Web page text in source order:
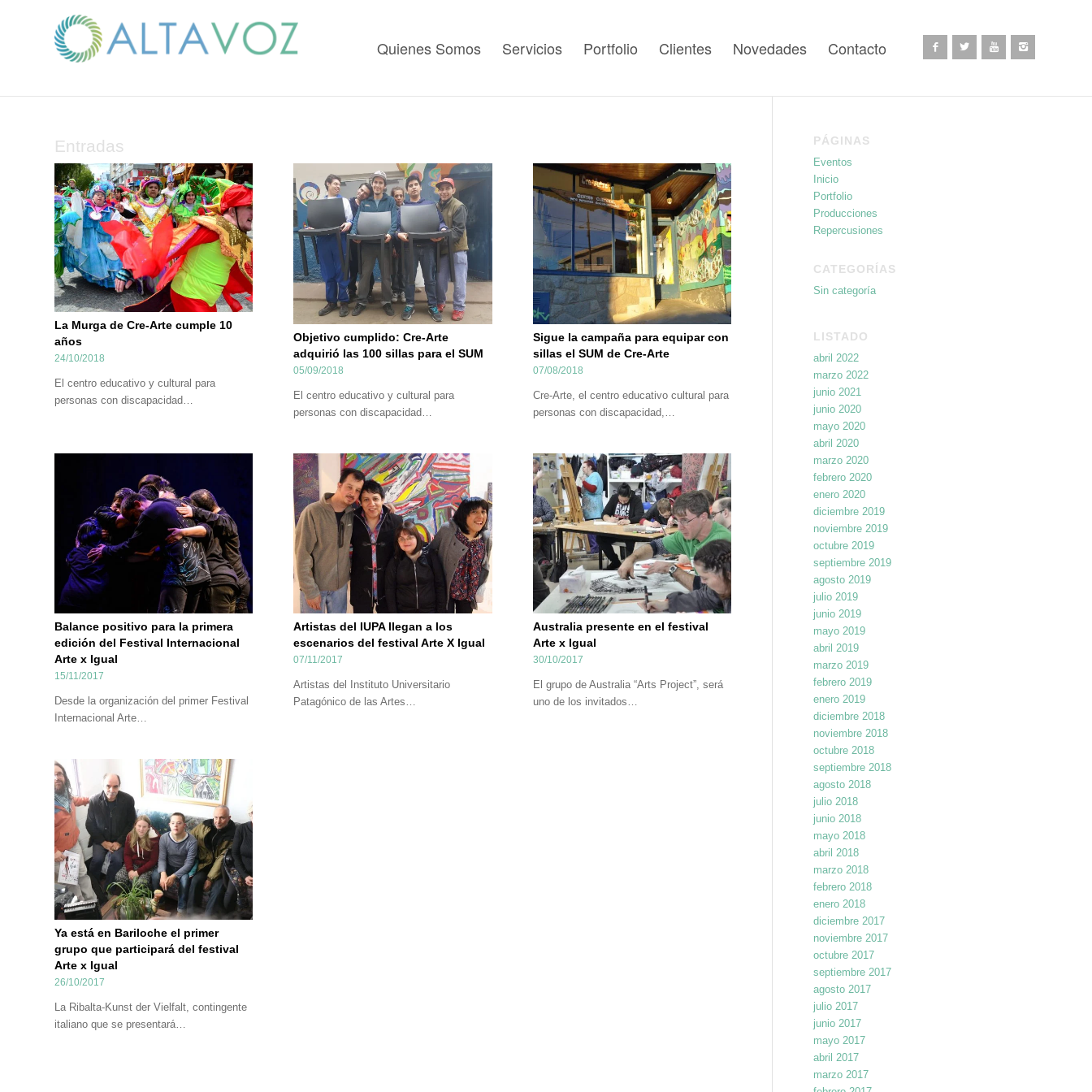
Quienes Somos Servicios Portfolio Clientes Novedades Contacto
Entradas
La Murga de Cre-Arte cumple 10
años
24/10/2018
El centro educativo y cultural para
personas con discapacidad…
Objetivo cumplido: Cre-Arte
adquirió las 100 sillas para el SUM
05/09/2018
El centro educativo y cultural para
personas con discapacidad…
Sigue la campaña para equipar con
sillas el SUM de Cre-Arte
07/08/2018
Cre-Arte, el centro educativo cultural para
personas con discapacidad,…
Balance positivo para la primera
edición del Festival Internacional
Arte x Igual
15/11/2017
Desde la organización del primer Festival
Internacional Arte…
Artistas del IUPA llegan a los
escenarios del festival Arte X Igual
07/11/2017
Artistas del Instituto Universitario
Patagónico de las Artes…
Australia presente en el festival
Arte x Igual
30/10/2017
El grupo de Australia “Arts Project”, será
uno de los invitados…
Ya está en Bariloche el primer
grupo que participará del festival
Arte x Igual
26/10/2017
La Ribalta-Kunst der Vielfalt, contingente
italiano que se presentará…
PÁGINAS
Eventos
Inicio
Portfolio
Producciones
Repercusiones
CATEGORÍAS
Sin categoría
LISTADO
abril 2022
marzo 2022
junio 2021
junio 2020
mayo 2020
abril 2020
marzo 2020
febrero 2020
enero 2020
diciembre 2019
noviembre 2019
octubre 2019
septiembre 2019
agosto 2019
julio 2019
junio 2019
mayo 2019
abril 2019
marzo 2019
febrero 2019
enero 2019
diciembre 2018
noviembre 2018
octubre 2018
septiembre 2018
agosto 2018
julio 2018
junio 2018
mayo 2018
abril 2018
marzo 2018
febrero 2018
enero 2018
diciembre 2017
noviembre 2017
octubre 2017
septiembre 2017
agosto 2017
julio 2017
junio 2017
mayo 2017
abril 2017
marzo 2017